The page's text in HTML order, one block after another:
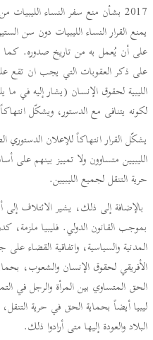
2017 بشأن منع سفر النساء
يمنع القرار النساء الليبيات دون سن
على أن يُعمل به من تاريخ صدوره. كما
على ذكر العقوبات التي يجب ان تقع
الليبية لحقوق الإنسان (يشار إليه في ما
لكونه يتنافى مع الدستور، ويشكّل
الليبيين متساوون ولا تمييز بينهم
حرية التنقل لجميع الليبيين.
بالإضافة إلى ذلك، يشير الائتلاف إلى
بموجب القانون الدولي. فليبيا
المدنية والسياسية، واتفاقية القضاء
الأفريقي لحقوق الإنسان والشعوب،
الحق المتساوي بين المرأة والرجل في
ليبيا أيضاً بحماية الحق في حرية
البلاد والعودة إليها متى أرادوا ذلك.